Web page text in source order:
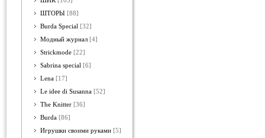
ШТОРЫ [88]
Burda Special [32]
Модный журнал [4]
Strickmode [22]
Sabrina special [6]
Lena [17]
Le idee di Susanna [52]
The Knitter [36]
Burda [86]
Игрушки своими руками [5]